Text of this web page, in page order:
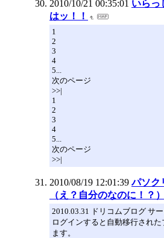
2010/10/21 00:35:01 いら
はッ！！
1
2
3
4
5...
次のページ
>>|
1
2
3
4
5...
次のページ
>>|
2010/08/19 12:01:39 パソク
（え？自分のなのに！？）
2010.03.31 ドリコムブログ サ
ログインすると自動移行され
ます。